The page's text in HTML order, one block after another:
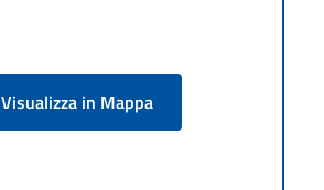
Visualizza in Mappa